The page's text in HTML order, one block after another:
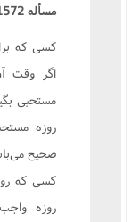
مسأله 1572 :
کسی که
اگر وقت
مستحبی
روزه
صحیح
کسی که
روزه